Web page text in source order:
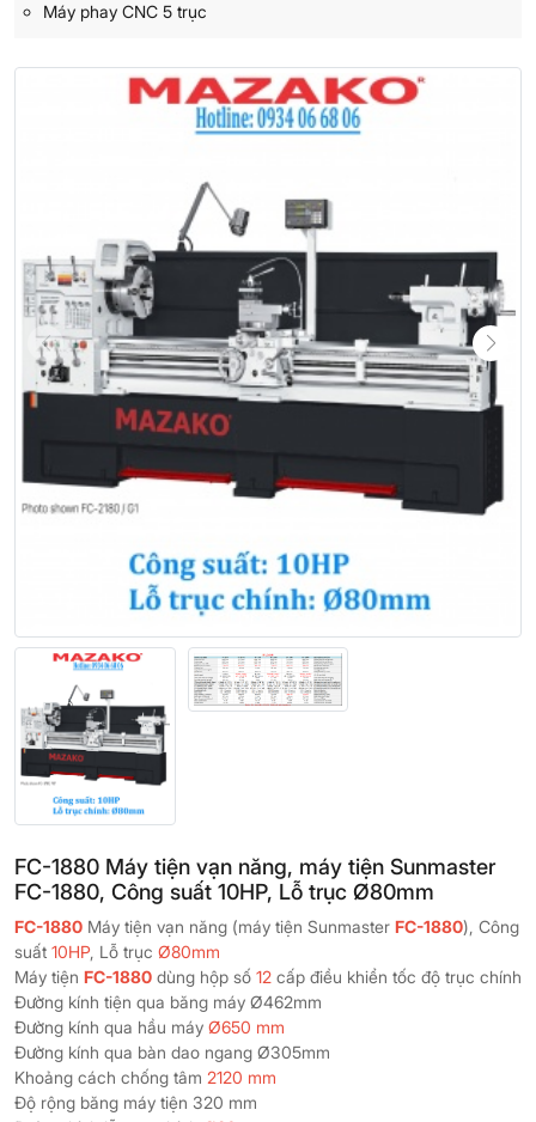
Máy phay CNC 5 trục
FC-1880 Máy tiện vạn năng, máy tiện Sunmaster
FC-1880, Công suất 10HP, Lỗ trục Ø80mm
FC-1880 Máy tiện vạn năng (máy tiện Sunmaster FC-1880), Công
suất 10HP , Lỗ trục Ø80mm
Máy tiện FC-1880 dùng hộp số 12 cấp điều khiển tốc độ trục chính
Đường kính tiện qua băng máy Ø462mm
Đường kính qua hầu máy Ø650 mm
Đường kính qua bàn dao ngang Ø305mm
Khoảng cách chống tâm 2120 mm
Độ rộng băng máy tiện 320 mm